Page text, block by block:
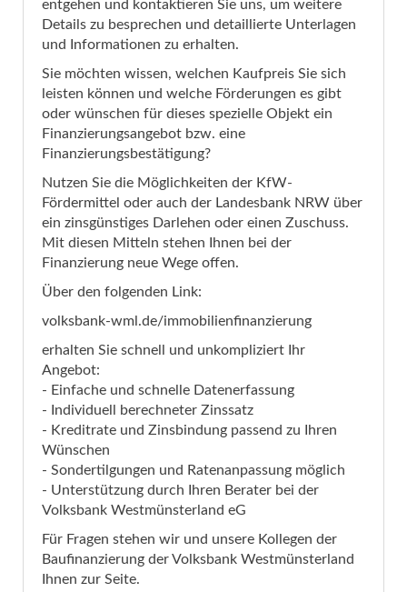
entgehen und kontaktieren Sie uns, um weitere
Details zu besprechen und detaillierte Unterlagen
und Informationen zu erhalten.
Sie möchten wissen, welchen Kaufpreis Sie sich
leisten können und welche Förderungen es gibt
oder wünschen für dieses spezielle Objekt ein
Finanzierungsangebot bzw. eine
Finanzierungsbestätigung?
Nutzen Sie die Möglichkeiten der KfW-
Fördermittel oder auch der Landesbank NRW über
ein zinsgünstiges Darlehen oder einen Zuschuss.
Mit diesen Mitteln stehen Ihnen bei der
Finanzierung neue Wege offen.
Über den folgenden Link:
volksbank-wml.de/immobilienfinanzierung
erhalten Sie schnell und unkompliziert Ihr
Angebot:
- Einfache und schnelle Datenerfassung
- Individuell berechneter Zinssatz
- Kreditrate und Zinsbindung passend zu Ihren
Wünschen
- Sondertilgungen und Ratenanpassung möglich
- Unterstützung durch Ihren Berater bei der
Volksbank Westmünsterland eG
Für Fragen stehen wir und unsere Kollegen der
Baufinanzierung der Volksbank Westmünsterland
Ihnen zur Seite.